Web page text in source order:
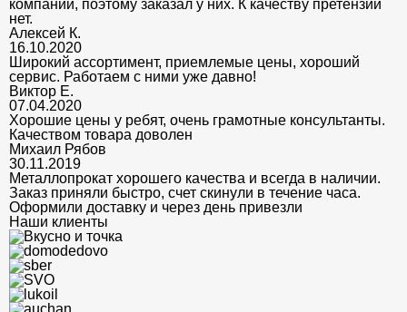
компании, поэтому заказал у них. К качеству претензий
нет.
Алексей К.
16.10.2020
Широкий ассортимент, приемлемые цены, хороший
сервис. Работаем с ними уже давно!
Виктор Е.
07.04.2020
Хорошие цены у ребят, очень грамотные консультанты.
Качеством товара доволен
Михаил Рябов
30.11.2019
Металлопрокат хорошего качества и всегда в наличии.
Заказ приняли быстро, счет скинули в течение часа.
Оформили доставку и через день привезли
Наши клиенты